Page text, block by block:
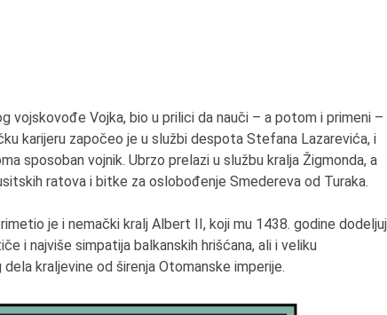
vojskovođe Vojka, bio u prilici da nauči – a potom i primeni –
karijeru započeo je u službi despota Stefana Lazarevića, i
sposoban vojnik. Ubrzo prelazi u službu kralja Žigmonda, a
ratova i bitke za oslobođenje Smedereva od Turaka.
je i nemački kralj Albert II, koji mu 1438. godine
i najviše simpatija balkanskih hrišćana, ali i veliku
kraljevine od širenja Otomanske imperije.